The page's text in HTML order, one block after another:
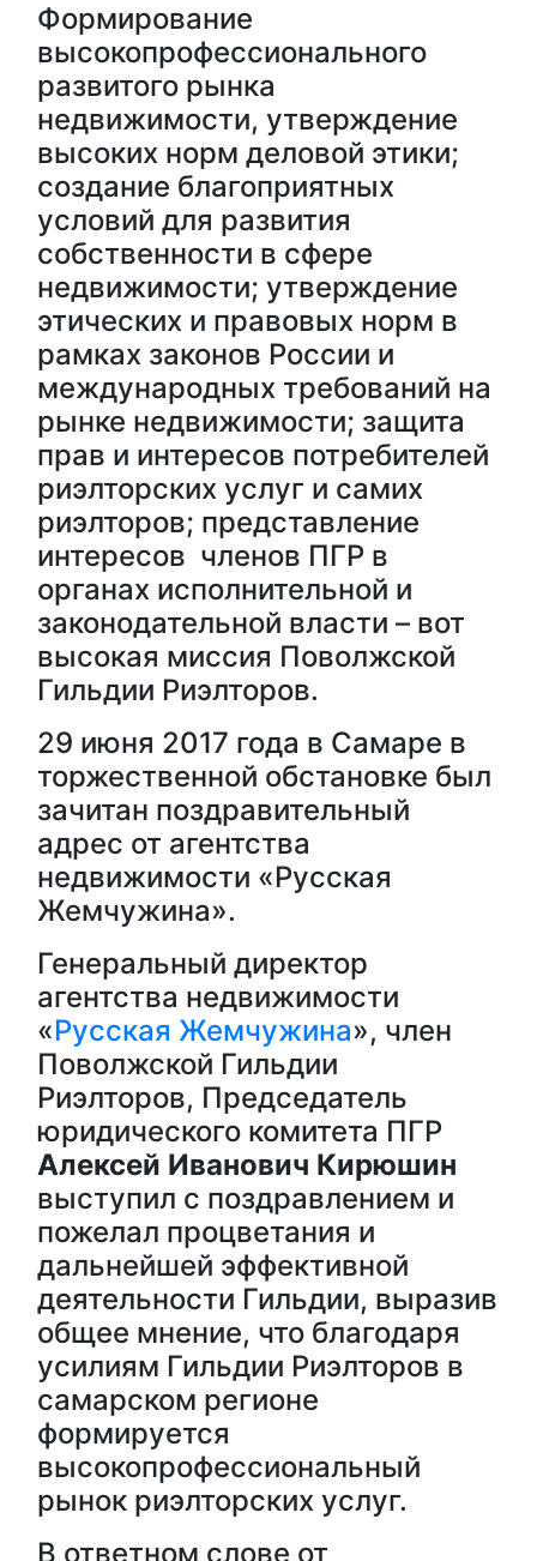
Формирование
высокопрофессионального
развитого рынка
недвижимости, утверждение
высоких норм деловой этики;
создание благоприятных
условий для развития
собственности в сфере
недвижимости; утверждение
этических и правовых норм в
рамках законов России и
международных требований на
рынке недвижимости; защита
прав и интересов потребителей
риэлторских услуг и самих
риэлторов; представление
интересов членов ПГР в
органах исполнительной и
законодательной власти – вот
высокая миссия Поволжской
Гильдии Риэлторов.
29 июня 2017 года в Самаре в
торжественной обстановке был
зачитан поздравительный
адрес от агентства
недвижимости «Русская
Жемчужина».
Генеральный директор
агентства недвижимости
«Русская Жемчужина», член
Поволжской Гильдии
Риэлторов, Председатель
юридического комитета ПГР
Алексей Иванович Кирюшин
выступил с поздравлением и
пожелал процветания и
дальнейшей эффективной
деятельности Гильдии, выразив
общее мнение, что благодаря
усилиям Гильдии Риэлторов в
самарском регионе
формируется
высокопрофессиональный
рынок риэлторских услуг.
В ответном слове от